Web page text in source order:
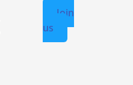
Join
us